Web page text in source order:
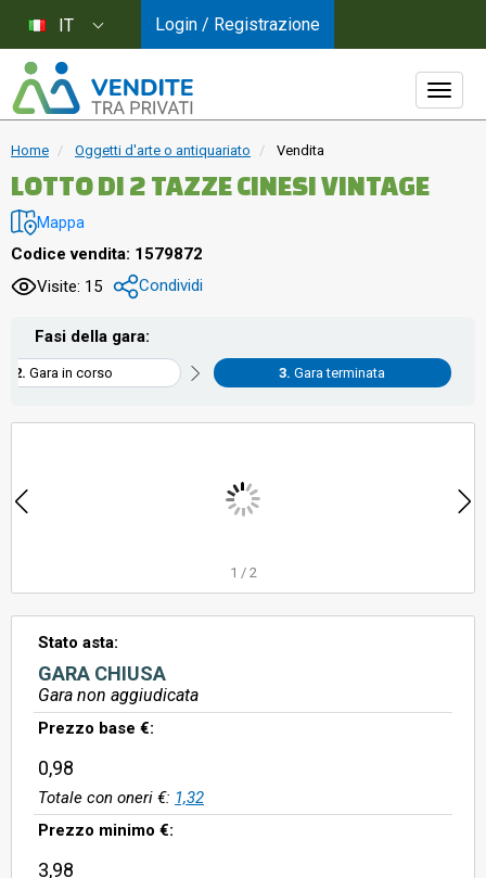
Home Oggetti d'arte o antiquariato Vendita
LOTTO DI 2 TAZZE CINESI VINTAGE
Mappa
Codice vendita: 1579872
Visite: 15
Condividi
Fasi della gara:
Gara in corso Gara terminata
1 / 2
Stato asta:
GARA CHIUSA
Gara non aggiudicata
Prezzo base €:
0,98
Totale con oneri €: 1,32
Prezzo minimo €:
3,98
IT Login / Registrazione